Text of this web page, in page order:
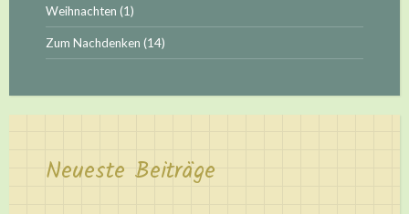
Weihnachten (1)
Zum Nachdenken (14)
Neueste Beiträge